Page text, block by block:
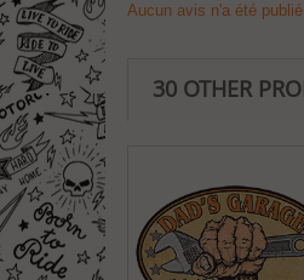
Aucun avis n'a été
30 OTHER